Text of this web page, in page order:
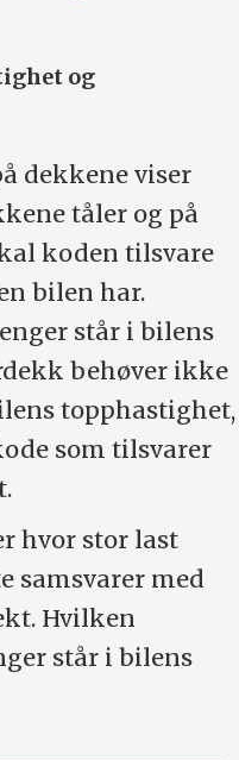
og
dekkene viser
tåler og på
koden tilsvare
bilen har.
står i bilens
behøver ikke
topphastighet,
som tilsvarer
hvor stor last
samsvarer med
Hvilken
står i bilens